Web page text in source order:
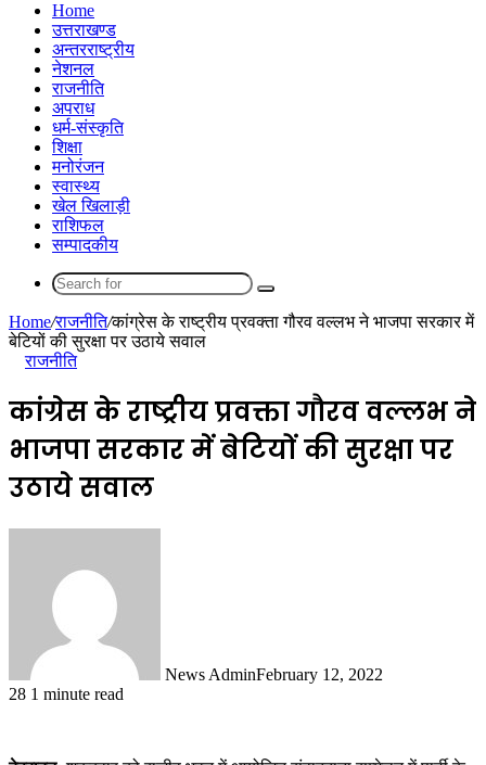
Home
उत्तराखण्ड
अन्तरराष्ट्रीय
नेशनल
राजनीति
अपराध
धर्म-संस्कृति
शिक्षा
मनोरंजन
स्वास्थ्य
खेल खिलाड़ी
राशिफल
सम्पादकीय
Search
Home/राजनीति/कांग्रेस के राष्ट्रीय प्रवक्ता गौरव वल्लभ ने भाजपा सरकार में
बेटियों की सुरक्षा पर उठाये सवाल
राजनीति
कांग्रेस के राष्ट्रीय प्रवक्ता गौरव वल्लभ ने
भाजपा सरकार में बेटियों की सुरक्षा पर
उठाये सवाल
News AdminFebruary 12, 2022
28 1 minute read